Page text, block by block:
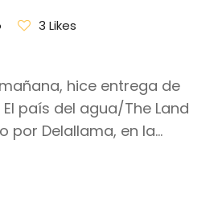
3 Likes
mañana, hice entrega de
país del agua/The Land
por Delallama, en la...